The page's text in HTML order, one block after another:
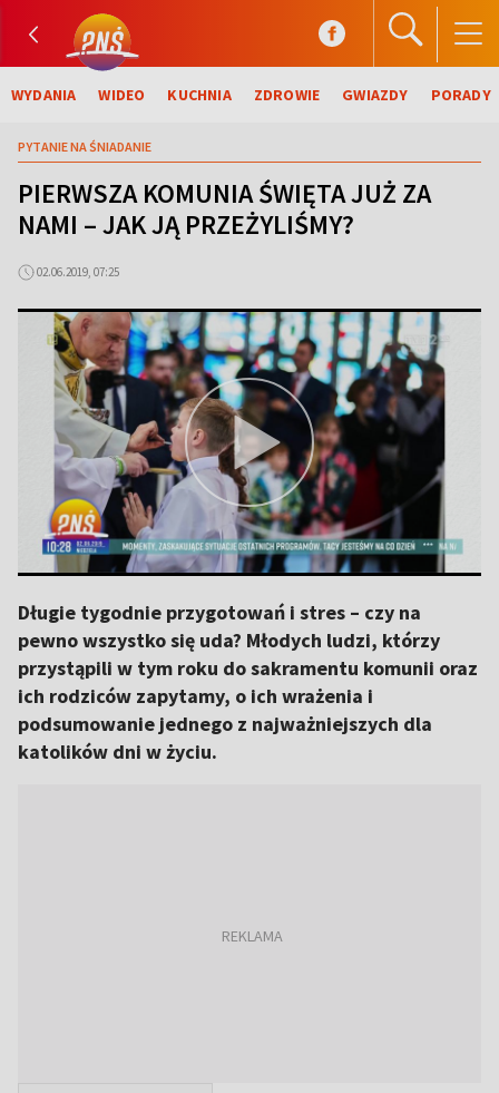
WYDANIA WIDEO KUCHNIA ZDROWIE GWIAZDY PORADY
PYTANIE NA ŚNIADANIE
PIERWSZA KOMUNIA ŚWIĘTA JUŻ ZA
NAMI – JAK JĄ PRZEŻYLIŚMY?
02.06.2019, 07:25
Długie tygodnie przygotowań i stres – czy na
pewno wszystko się uda? Młodych ludzi, którzy
przystąpili w tym roku do sakramentu komunii oraz
ich rodziców zapytamy, o ich wrażenia i
podsumowanie jednego z najważniejszych dla
katolików dni w życiu.